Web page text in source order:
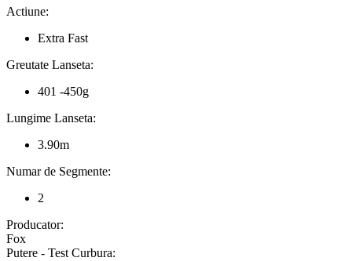
Actiune:
Extra Fast
Greutate Lanseta:
401 -450g
Lungime Lanseta:
3.90m
Numar de Segmente:
2
Producator:
Fox
Putere - Test Curbura: